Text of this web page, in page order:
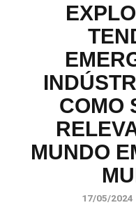
COMO
MUNDO
17/05/2024